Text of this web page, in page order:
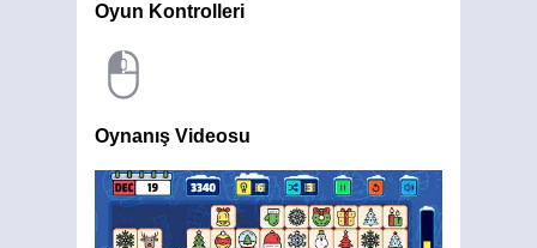
Oyun Kontrolleri
Oynanış Videosu